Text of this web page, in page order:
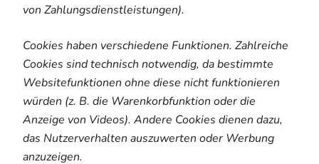
von Zahlungsdienstleistungen).
Cookies haben verschiedene Funktionen. Zahlreiche
Cookies sind technisch notwendig, da bestimmte
Websitefunktionen ohne diese nicht funktionieren
würden (z. B. die Warenkorbfunktion oder die
Anzeige von Videos). Andere Cookies dienen dazu,
das Nutzerverhalten auszuwerten oder Werbung
anzuzeigen.